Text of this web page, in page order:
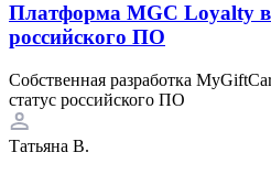
Платформа MGC Loyalty
российского ПО
Собственная разработка
статус российского ПО
Татьяна В.